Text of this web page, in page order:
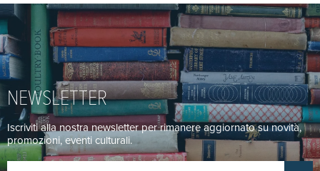
NEWSLETTER
Iscriviti alla nostra newsletter per rimanere aggiornato su novità,
promozioni, eventi culturali.